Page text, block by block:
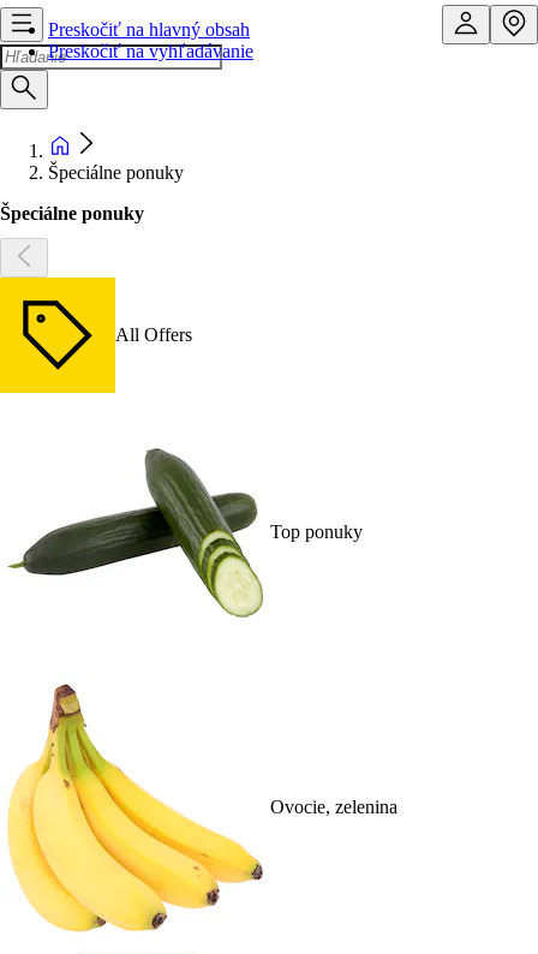
Preskočiť na hlavný obsah
Preskočiť na vyhľadávanie
Špeciálne ponuky
Špeciálne ponuky
All Offers
Top ponuky
Ovocie, zelenina